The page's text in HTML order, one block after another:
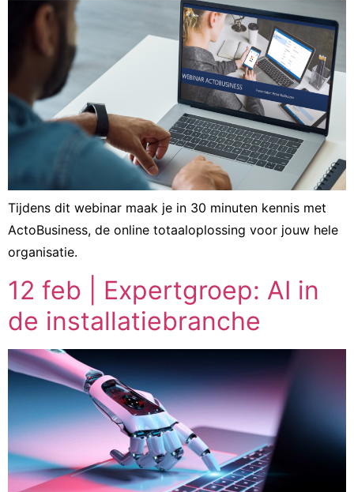
Tijdens dit webinar maak je in 30 minuten kennis met
ActoBusiness, de online totaaloplossing voor jouw hele
organisatie.
12 feb | Expertgroep: AI in
de installatiebranche